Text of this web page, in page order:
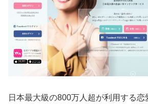
日本最大級の800万人超が利用する恋